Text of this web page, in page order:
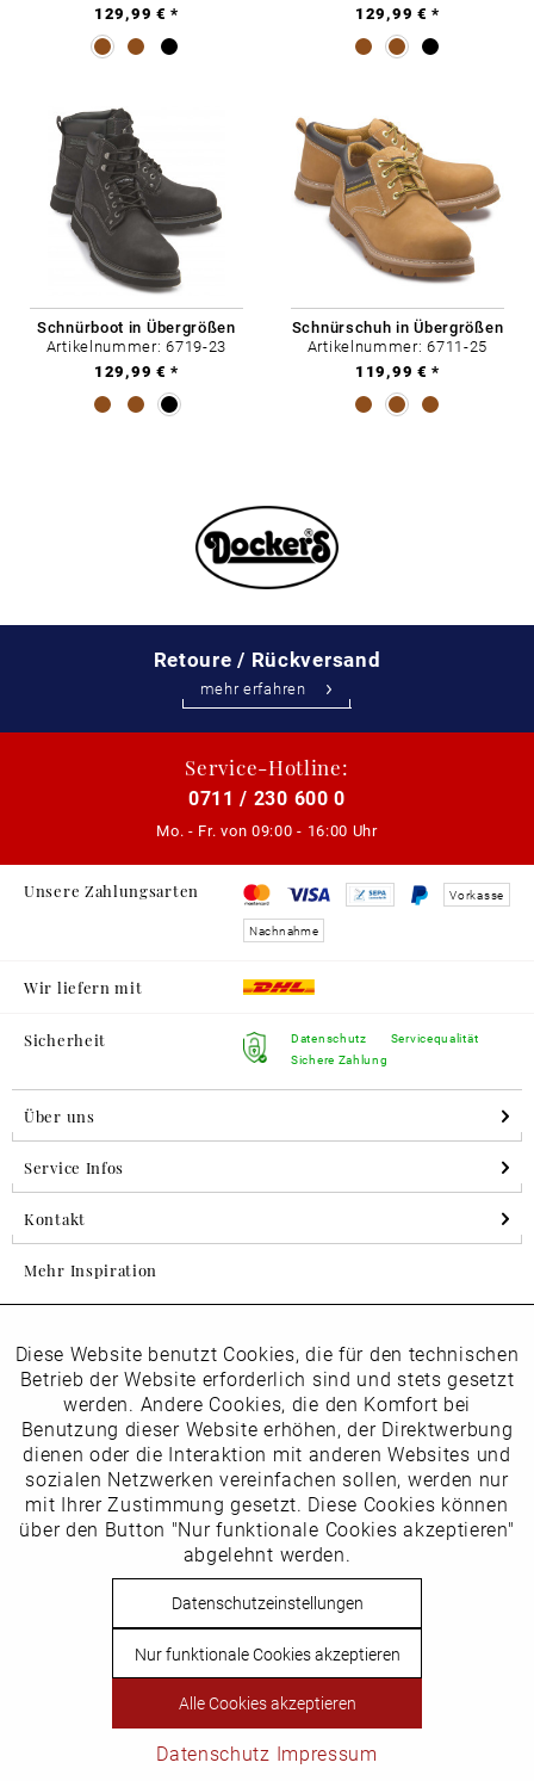
129,99 € *
129,99 € *
Schnürboot in Übergrößen
Artikelnummer: 6719-23
129,99 € *
Schnürschuh in Übergrößen
Artikelnummer: 6711-25
119,99 € *
Retoure / Rückversand
mehr erfahren
Service-Hotline:
0711 / 230 600 0
Mo. - Fr. von 09:00 - 16:00 Uhr
Unsere Zahlungsarten Vorkasse
Nachnahme
Wir liefern mit
Sicherheit
Datenschutz
Sichere Zahlung
Servicequalität
Über uns
Service Infos
Kontakt
Mehr Inspiration
Folgen Sie uns auf Instagram
horsch_schuhe
Newsletter
Datenschutzbestimmungenhabe ich zur Kenntnis
vom Newsletter abmelden.
Vertrag widerrufen
Copyright © Schuhhaus Horsch. * Alle Preise inkl.
steuerbefreit.
Funktionale Aktiv
Marketing Inaktiv
Tracking Inaktiv
Inaktiv
Diese Website benutzt Cookies, die für den technischen
Betrieb der Website erforderlich sind und stets gesetzt
werden. Andere Cookies, die den Komfort bei
Benutzung dieser Website erhöhen, der Direktwerbung
dienen oder die Interaktion mit anderen Websites und
sozialen Netzwerken vereinfachen sollen, werden nur
mit Ihrer Zustimmung gesetzt. Diese Cookies können
über den Button "Nur funktionale Cookies akzeptieren"
abgelehnt werden.
Datenschutzeinstellungen
Nur funktionale Cookies akzeptieren
Alle Cookies akzeptieren
Datenschutz Impressum